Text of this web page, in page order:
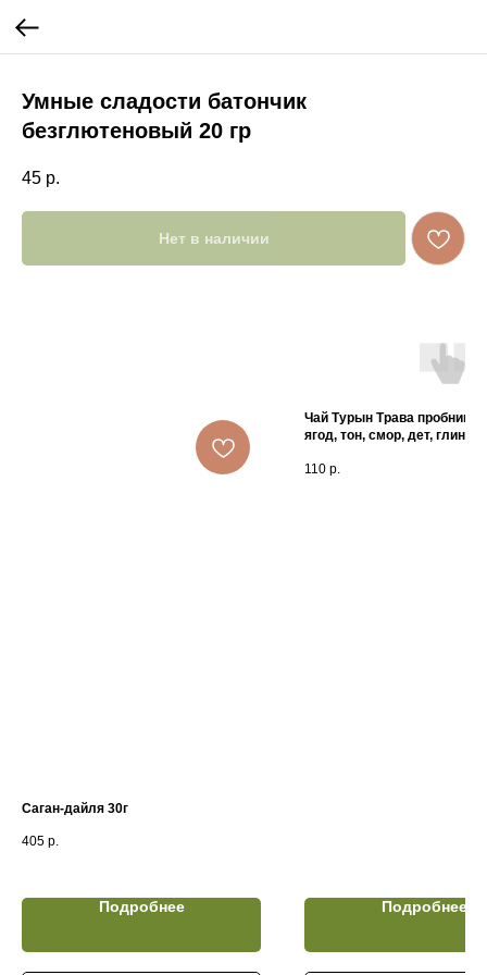
Умные сладости батончик
безглютеновый 20 гр
45 р.
Нет в наличии
Саган-дайля 30г
405 р.
Подробнее
Чай Турын Трава пробники
ягод, тон, смор, дет, глин,
110 р.
Подробнее